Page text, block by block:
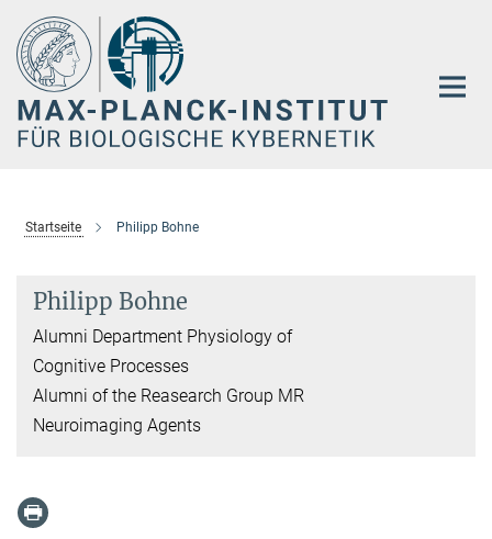
Hauptinhalt
Startseite Philipp Bohne
Philipp Bohne
Alumni Department Physiology of
Cognitive Processes
Alumni of the Reasearch Group MR
Neuroimaging Agents